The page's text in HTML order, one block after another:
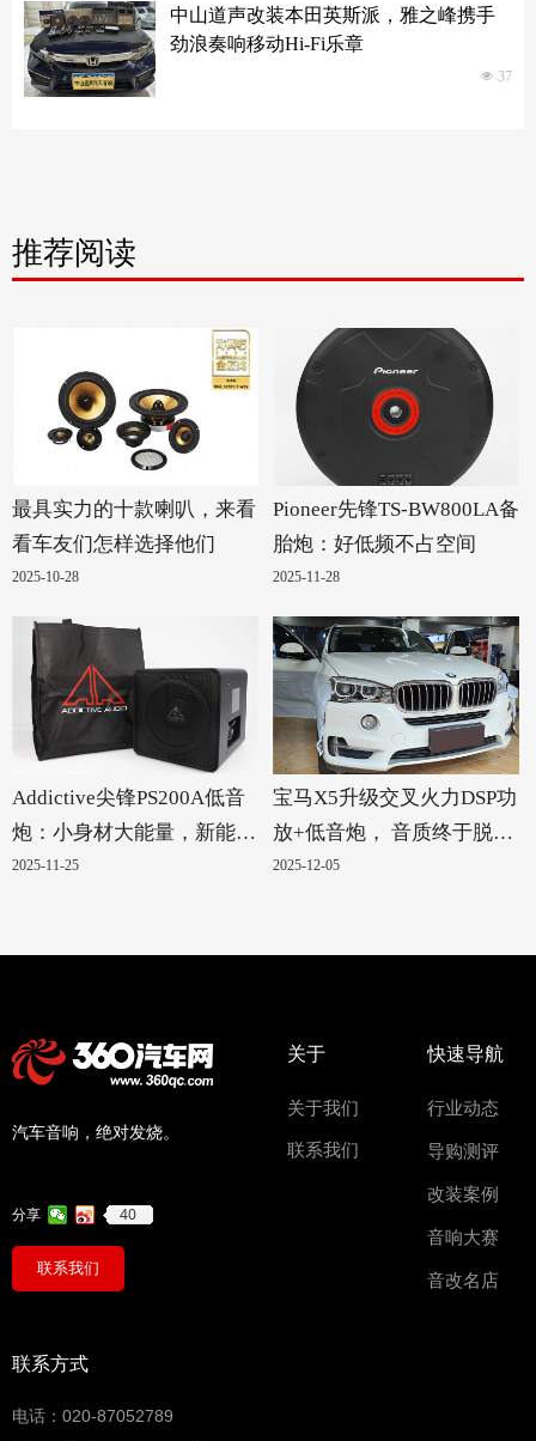
中山道声改装本田英斯派，雅之峰携手
劲浪奏响移动Hi-Fi乐章
넶 37
推荐阅读
最具实力的十款喇叭，来看
看车友们怎样选择他们
2025-10-28
Pioneer先锋TS-BW800LA备
胎炮：好低频不占空间
2025-11-28
Addictive尖锋PS200A低音
炮：小身材大能量，新能源
汽车的绝配！
2025-11-25
宝马X5升级交叉火力DSP功
放+低音炮， 音质终于脱胎
换骨
2025-12-05
联系我们
汽车音响，绝对发烧。
分享 40
关于
关于我们
联系我们
快速导航
行业动态
导购测评
改装案例
音响大赛
音改名店
联系方式
电话：020-87052789